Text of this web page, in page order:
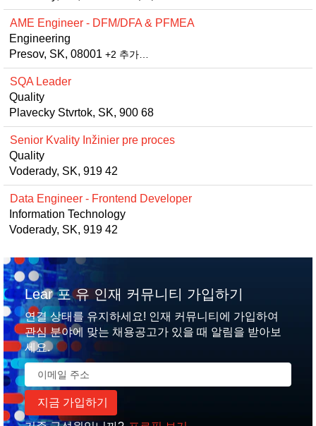
AME Engineer - DFM/DFA & PFMEA
Engineering
Presov, SK, 08001 +2 추가…
SQA Leader
Quality
Plavecky Stvrtok, SK, 900 68
Senior Kvality Inžinier pre proces
Quality
Voderady, SK, 919 42
Data Engineer - Frontend Developer
Information Technology
Voderady, SK, 919 42
Lear 포 유 인재 커뮤니티 가입하기
연결 상태를 유지하세요! 인재 커뮤니티에 가입하여
관심 분야에 맞는 채용공고가 있을 때 알림을 받아보
세요.